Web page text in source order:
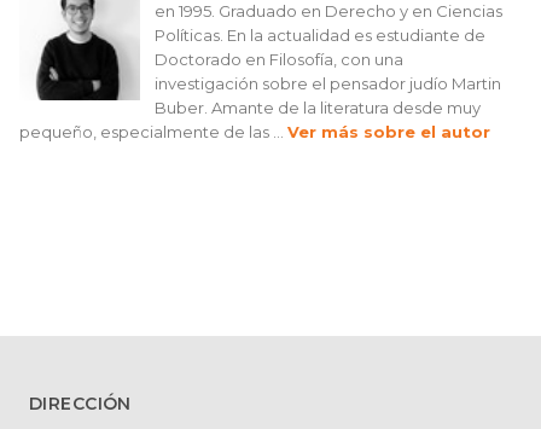
en 1995. Graduado en Derecho y en Ciencias
Políticas. En la actualidad es estudiante de
Doctorado en Filosofía, con una
investigación sobre el pensador judío Martin
Buber. Amante de la literatura desde muy
pequeño, especialmente de las ... Ver más sobre el autor
DIRECCIÓN